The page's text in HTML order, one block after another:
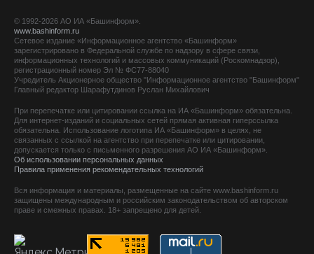
© 1992-2026 АО ИА «Башинформ».
www.bashinform.ru
Сетевое издание «Информационное агентство «Башинформ»
зарегистрировано в Федеральной службе по надзору в сфере связи,
информационных технологий и массовых коммуникаций (Роскомнадзор),
регистрационный номер Эл № ФС77-88040
Учредитель Акционерное общество "Информационное агентство "Башинформ"
Главный редактор Шарафутдинов Руслан Михайлович
При перепечатке или цитировании ссылка на ИА «Башинформ» обязательна.
Для интернет-изданий и социальных сетей прямая активная гиперссылка
обязательна. Использование логотипа ИА «Башинформ» в целях, не
связанных с ссылкой на агентство при перепечатке или цитировании,
допускается только с письменного разрешения АО ИА «Башинформ».
Об использовании персональных данных
Правила применения рекомендательных технологий
Вся информация и материалы, размещенные на сайте www.bashinform.ru
защищены международным и российским законодательством об авторском
праве и смежных правах. 18+ запрещено для детей.